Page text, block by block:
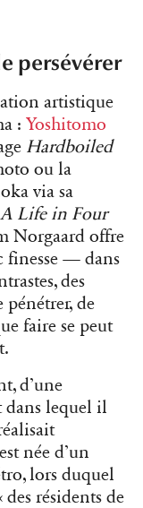
persévérer
artistique
: Yoshitomo
Hardboiled
ou la
via sa
Life in Four
Norgaard offre
finesse — dans
des
de
faire se peut
d’une
dans lequel il
née d’un
lors duquel
résidents de